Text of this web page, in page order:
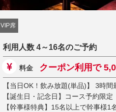
VIP席
利用人数 4～16名のご予約
料金 クーポン利用で
【当日OK！飲み放題(単品)】 3時
【誕生日・記念日】コース予約限
【幹事様特典】15名以上で幹事様